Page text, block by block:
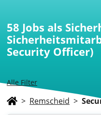
Alle Filter
58 Jobs als
Security Officer)
> Remscheid >